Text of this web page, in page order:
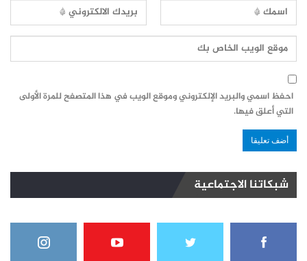
احفظ اسمي والبريد الإلكتروني وموقع الويب في هذا المتصفح للمرة الأولى
التي أعلق فيها.
شبكاتنا الاجتماعية